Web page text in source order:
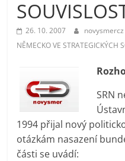
prospívá?
26. 10. 2007 novysmercz
NĚMECKO VE STRATEGICKÝCH
SRN
1994 přijal nový
otázkám nasazení
části se uvádí: